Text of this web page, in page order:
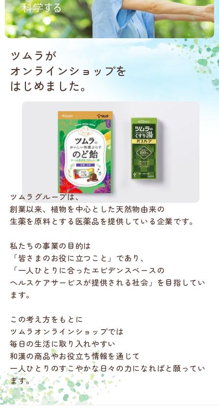
ツムラが
オンラインショップを
はじめました。
ツムラグループは、
創業以来、植物を中心とした天然物由来の
生薬を原料とする医薬品を提供している企業です。
私たちの事業の目的は
「皆さまのお役に立つこと」であり、
「一人ひとりに合ったエビデンスベースの
ヘルスケアサービスが提供される社会」を目指してい
ます。
この考え方をもとに
ツムラオンラインショップでは
毎日の生活に取り入れやすい
和漢の商品やお役立ち情報を通じて
一人ひとりのすこやかな日々の力になればと願ってい
ます。